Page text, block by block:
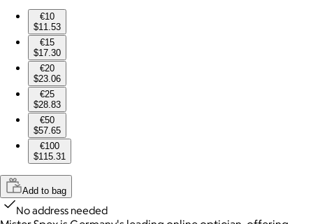
€10
$11.53
€15
$17.30
€20
$23.06
€25
$28.83
€50
$57.65
€100
$115.31
Add to bag
No address needed